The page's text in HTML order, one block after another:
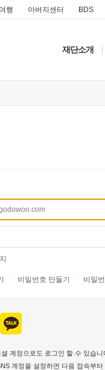
행 아버지센터 BDS
재단소개
비밀번호 만들기 비밀
계정으로도 로그인 할 수 있습니
계정을 설정하면 다음 접속부터